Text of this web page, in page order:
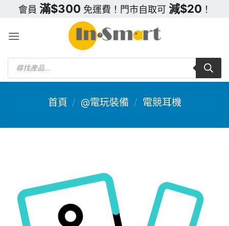
content
會員 滿$300 免運費！門市自取可 減$20 ！
Products
search
首頁 / @電玩裝備 / 電競耳機